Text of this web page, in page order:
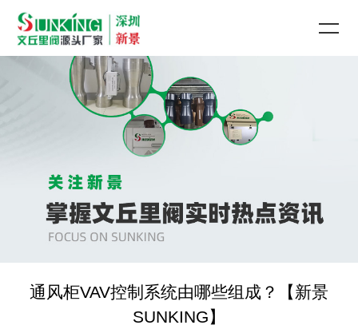
通风柜VAV控制系统由哪些组成？【新景
SUNKING】